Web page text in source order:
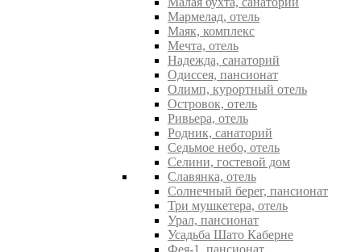
Мармелад, отель
Маяк, комплекс
Мечта, отель
Надежда, санаторий
Одиссея, пансионат
Олимп, курортный отель
Островок, отель
Ривьера, отель
Родник, санаторий
Седьмое небо, отель
Селини, гостевой дом
Славянка, отель
Солнечный берег, пансионат
Три мушкетера, отель
Урал, пансионат
Усадьба Шато Каберне
Фея-1, пансионат